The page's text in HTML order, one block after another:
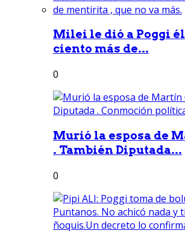
Milei le dió a Poggi él
ciento más de...
0
Murió la esposa de
. También Diputada...
0